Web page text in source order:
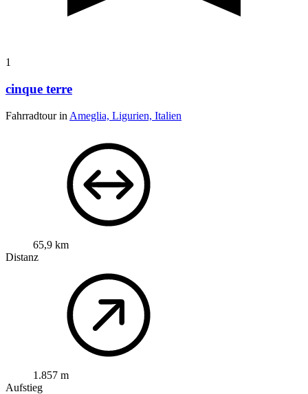
1
cinque terre
Fahrradtour in Ameglia, Ligurien, Italien
65,9 km
Distanz
1.857 m
Aufstieg